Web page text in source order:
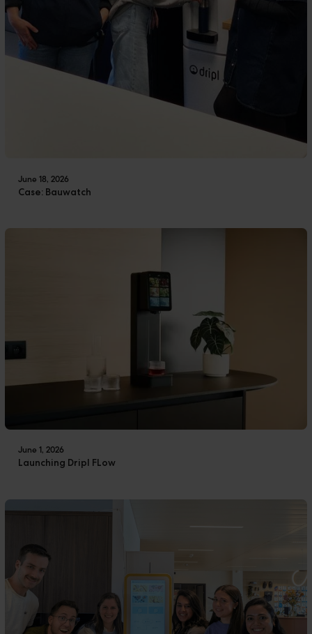
June 18, 2026
Case: Bauwatch
June 1, 2026
Launching Dripl FLow